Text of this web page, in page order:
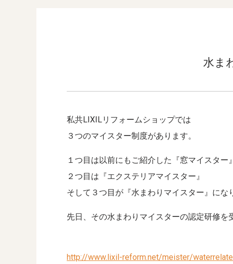
水ま
私共LIXILリフォームショップでは
３つのマイスター制度があります。
１つ目は以前にもご紹介した『窓マイスター』
２つ目は『エクステリアマイスター』
そして３つ目が『水まわりマイスター』にな
先日、その水まわりマイスターの認定研修を
http://www.lixil-reform.net/meister/